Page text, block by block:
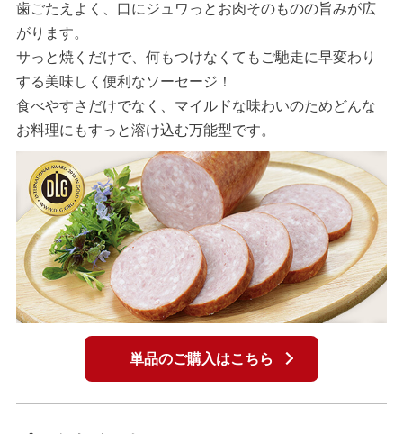
歯ごたえよく、口にジュワっとお肉そのものの旨みが広
がります。
サっと焼くだけで、何もつけなくてもご馳走に早変わり
する美味しく便利なソーセージ！
食べやすさだけでなく、マイルドな味わいのためどんな
お料理にもすっと溶け込む万能型です。
単品のご購入はこちら